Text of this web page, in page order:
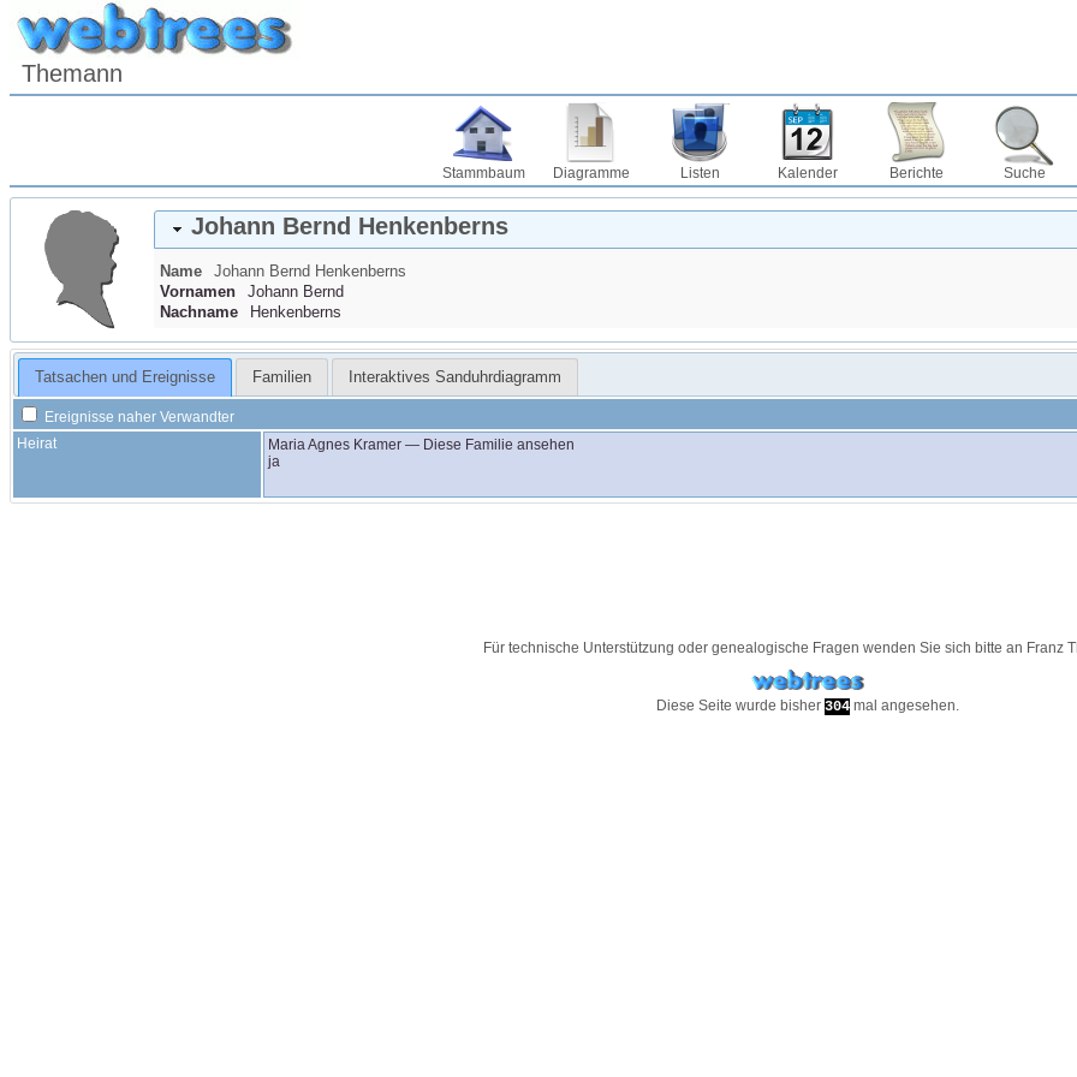
Themann
Stammbaum Diagramme Listen Kalender Berichte Suche
Johann Bernd Henkenberns
Name Johann Bernd Henkenberns
Vornamen
Johann Bernd
Nachname
Henkenberns
Tatsachen und Ereignisse Familien Interaktives Sanduhrdiagramm
Ereignisse naher Verwandter
Heirat
Maria Agnes Kramer — Diese Familie ansehen
ja
Für technische Unterstützung oder genealogische Fragen wenden Sie sich bitte an Franz
Diese Seite wurde bisher 304 mal angesehen.